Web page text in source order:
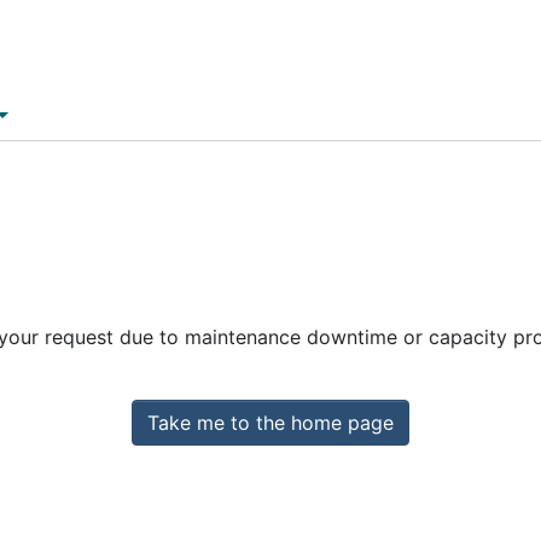
request due to maintenance downtime or capacity
Take me to the home page